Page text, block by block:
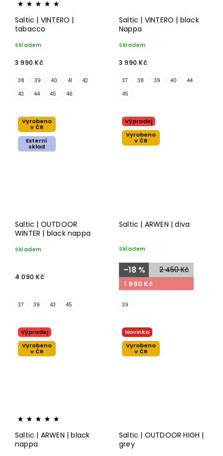
Saltic | VINTERO |
tabacco
Skladem
3 990 Kč
38 39 40 41 42
43 44 45 46
Saltic | VINTERO | black
Nappa
Skladem
3 990 Kč
37 38 39 40 44
45
Vyrobeno
v ČR
Externí
sklad
Saltic | OUTDOOR
WINTER | black nappa
Skladem
4 090 Kč
37 39 43 45
Výprodej
Vyrobeno
v ČR
Saltic | ARWEN | diva
Skladem
2 450 Kč
–18 %
1 990 Kč
39
Výprodej
Vyrobeno
v ČR
Saltic | ARWEN | black
nappa
Novinka
Vyrobeno
v ČR
Saltic | OUTDOOR HIGH |
grey